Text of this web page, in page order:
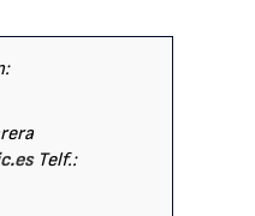
Telf.: